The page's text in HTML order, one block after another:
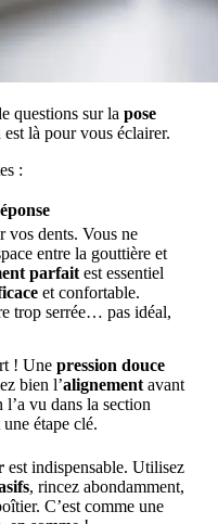
questions sur la pose
là pour vous éclairer.
:
vos dents. Vous ne
entre la gouttière et
parfait est essentiel
et confortable.
trop serrée… pas idéal,
! Une pression douce
bien l’alignement avant
vu dans la section
une étape clé.
est indispensable. Utilisez
, rincez abondamment,
C’est comme une